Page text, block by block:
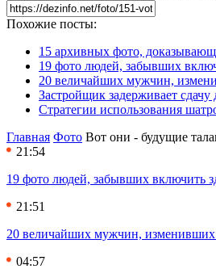
Похожие посты:
15 архивных фото,
19 фото людей, забывших
20 величайших мужчин,
Застройщик задерживает
Стратегии использования
Главная Фото Вот они - будущие
21:54
19 фото людей, забывших включить
21:51
20 величайших мужчин,
04:57